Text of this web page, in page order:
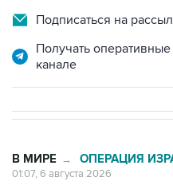
Подписаться на
Получать
канале
В МИРЕ → ОПЕРАЦИЯ
01:07, 6 августа 2026